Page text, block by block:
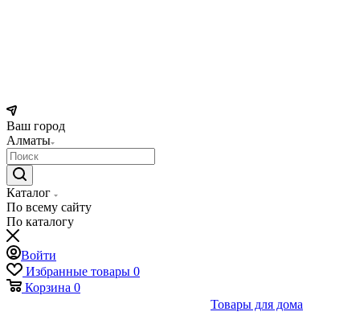
Ваш город
Алматы
Каталог
По всему сайту
По каталогу
Войти
Избранные товары 0
Корзина 0
Товары для дома